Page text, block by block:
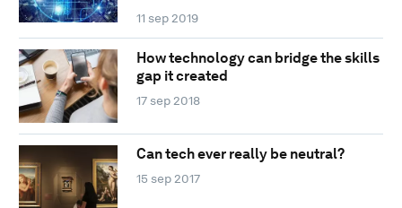
11 sep 2019
How technology can bridge the skills
gap it created
17 sep 2018
Can tech ever really be neutral?
15 sep 2017